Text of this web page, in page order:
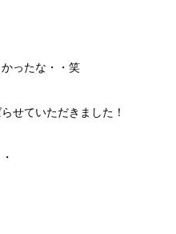
ったな・・笑
せていただきました！